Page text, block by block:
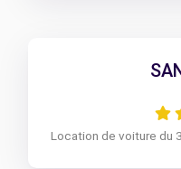
Location de voiture du